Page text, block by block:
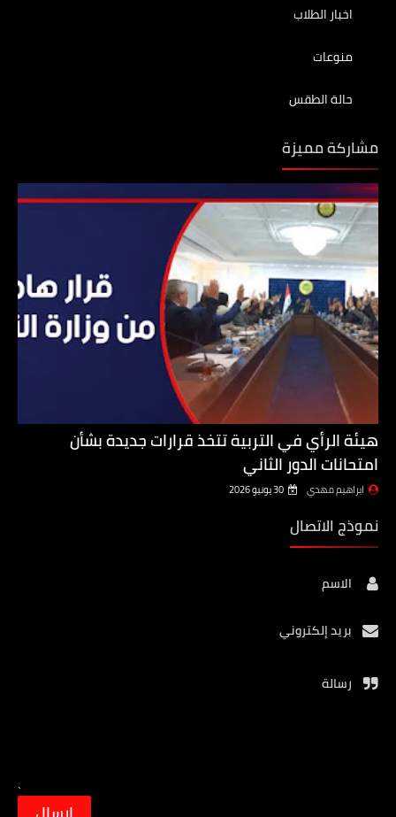
اخبار الطلاب
منوعات
حالة الطقس
مشاركة مميزة
هيئة الرأي في التربية تتخذ قرارات جديدة بشأن
امتحانات الدور الثاني
ابراهيم مهدي 30 يونيو 2026
نموذج الاتصال
الاسم
بريد إلكتروني
رسالة